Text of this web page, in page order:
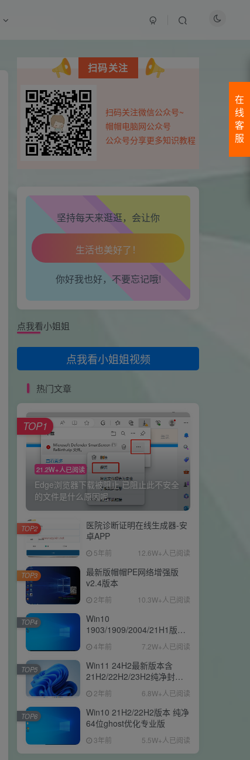
最近评论
cbnfgnfg
用户43475754 2天前
66666666666666666666666666666
用户43475754
用户43475754 2天前
王恩博 3天前
666
6天前
0
感谢分享，试试
修心
OKkeyi
扫码关注
扫码关注微信公众号~
帽帽电脑网公众号
公众号分享更多知识教程
坚持每天来逛逛，会让你
心情也舒畅了！
走路也有劲了！
腰也不酸了！
工作也轻松了！
你好我也好，不要忘记哦!
点我看小姐姐
点我看小姐姐视频
热门文章
21.2W+人已阅读
Edge浏览器下载被阻止 已阻止此不安全
的文件是什么原因呢
TOP1
医院诊断证明在线生成器-安
卓APP
5年前 12.6W+人已阅读
TOP2
最新版帽帽PE网络增强版
v2.4版本
2年前 10.3W+人已阅读
TOP3
Win10
1903/1909/2004/21H1版本
纯净64位ghost专业版
4年前 7.2W+人已阅读
TOP4
Win11 24H2最新版本含
21H2/22H2/23H2纯净封装
优化64位ghost专业版
2年前 6.8W+人已阅读
TOP5
Win10 21H2/22H2版本 纯净
64位ghost优化专业版
3年前 5.5W+人已阅读
TOP6
在
线
客
服